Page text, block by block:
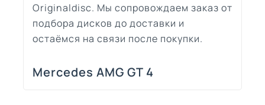
Originaldisc. Мы сопровождаем заказ от
подбора дисков до доставки и
остаёмся на связи после покупки.
Mercedes AMG GT 4